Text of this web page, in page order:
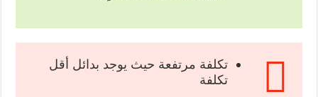
تكلفة مرتفعة حيث يوجد بدائل أقل
تكلفة